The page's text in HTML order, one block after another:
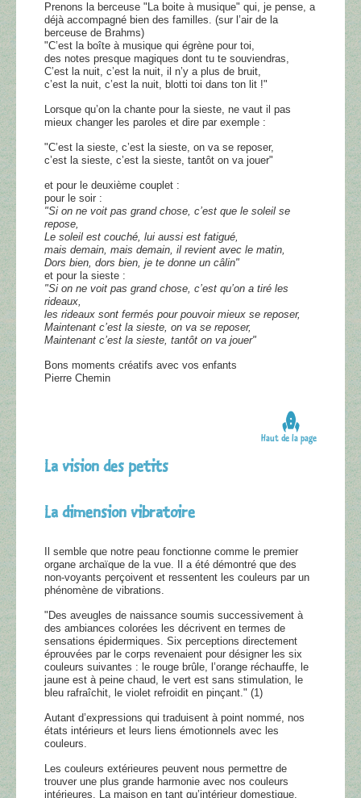
Prenons la berceuse "La boite à musique" qui, je pense, a
déjà accompagné bien des familles. (sur l’air de la
berceuse de Brahms)
"C’est la boîte à musique qui égrène pour toi,
des notes presque magiques dont tu te souviendras,
C’est la nuit, c’est la nuit, il n’y a plus de bruit,
c’est la nuit, c’est la nuit, blotti toi dans ton lit !"
Lorsque qu’on la chante pour la sieste, ne vaut il pas
mieux changer les paroles et dire par exemple :
"C’est la sieste, c’est la sieste, on va se reposer,
c’est la sieste, c’est la sieste, tantôt on va jouer"
et pour le deuxième couplet :
pour le soir :
"Si on ne voit pas grand chose, c’est que le soleil se
repose,
Le soleil est couché, lui aussi est fatigué,
mais demain, mais demain, il revient avec le matin,
Dors bien, dors bien, je te donne un câlin"
et pour la sieste :
"Si on ne voit pas grand chose, c’est qu’on a tiré les
rideaux,
les rideaux sont fermés pour pouvoir mieux se reposer,
Maintenant c’est la sieste, on va se reposer,
Maintenant c’est la sieste, tantôt on va jouer"
Bons moments créatifs avec vos enfants
Pierre Chemin
Haut de la page
La vision des petits
La dimension vibratoire
Il semble que notre peau fonctionne comme le premier
organe archaïque de la vue. Il a été démontré que des
non-voyants perçoivent et ressentent les couleurs par un
phénomène de vibrations.
"Des aveugles de naissance soumis successivement à
des ambiances colorées les décrivent en termes de
sensations épidermiques. Six perceptions directement
éprouvées par le corps revenaient pour désigner les six
couleurs suivantes : le rouge brûle, l’orange réchauffe, le
jaune est à peine chaud, le vert est sans stimulation, le
bleu rafraîchit, le violet refroidit en pinçant." (1)
Autant d’expressions qui traduisent à point nommé, nos
états intérieurs et leurs liens émotionnels avec les
couleurs.
Les couleurs extérieures peuvent nous permettre de
trouver une plus grande harmonie avec nos couleurs
intérieures. La maison en tant qu’intérieur domestique,